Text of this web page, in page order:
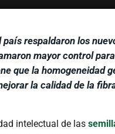
respaldaron los
mayor control
que la homogeneidad
la calidad de la
intelectual de las